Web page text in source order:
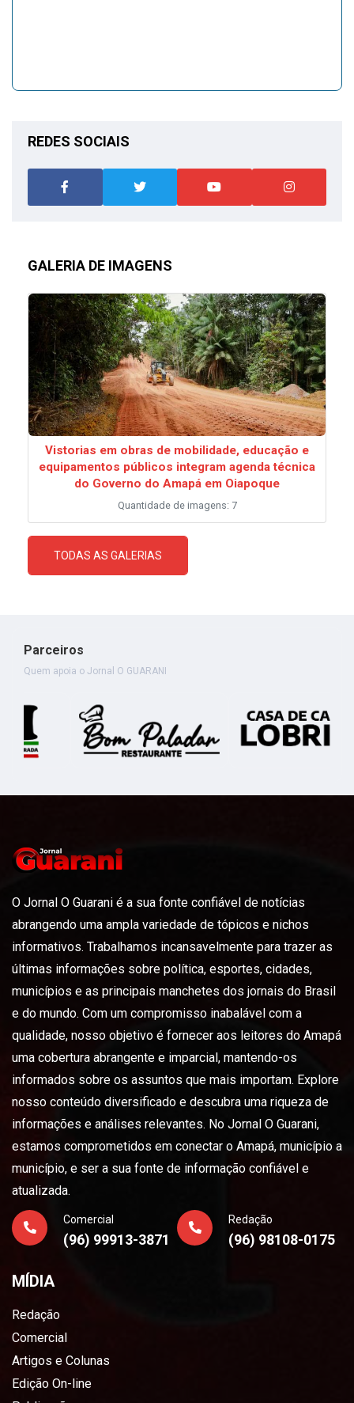
REDES SOCIAIS
GALERIA DE IMAGENS
Vistorias em obras de mobilidade, educação e
equipamentos públicos integram agenda técnica
do Governo do Amapá em Oiapoque
Quantidade de imagens: 7
TODAS AS GALERIAS
Parceiros
Quem apoia o Jornal O GUARANI
O Jornal O Guarani é a sua fonte confiável de notícias
abrangendo uma ampla variedade de tópicos e nichos
informativos. Trabalhamos incansavelmente para trazer as
últimas informações sobre política, esportes, cidades,
municípios e as principais manchetes dos jornais do Brasil
e do mundo. Com um compromisso inabalável com a
qualidade, nosso objetivo é fornecer aos leitores do Amapá
uma cobertura abrangente e imparcial, mantendo-os
informados sobre os assuntos que mais importam. Explore
nosso conteúdo diversificado e descubra uma riqueza de
informações e análises relevantes. No Jornal O Guarani,
estamos comprometidos em conectar o Amapá, município a
município, e ser a sua fonte de informação confiável e
atualizada.
Comercial
(96) 99913-3871
Redação
(96) 98108-0175
MÍDIA
Redação
Comercial
Artigos e Colunas
Edição On-line